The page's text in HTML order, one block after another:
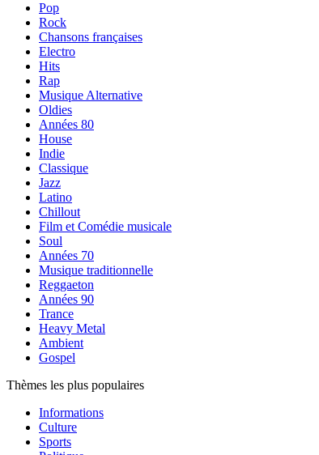
Pop
Rock
Chansons françaises
Electro
Hits
Rap
Musique Alternative
Oldies
Années 80
House
Indie
Classique
Jazz
Latino
Chillout
Film et Comédie musicale
Soul
Années 70
Musique traditionnelle
Reggaeton
Années 90
Trance
Heavy Metal
Ambient
Gospel
Thèmes les plus populaires
Informations
Culture
Sports